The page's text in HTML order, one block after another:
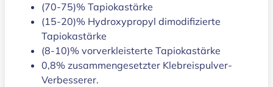
(70-75)% Tapiokastärke
(15-20)% Hydroxypropyl dimodifizierte
Tapiokastärke
(8-10)% vorverkleisterte Tapiokastärke
0,8% zusammengesetzter Klebreispulver-
Verbesserer.